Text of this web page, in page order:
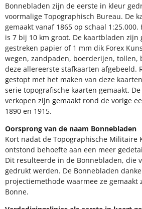
Bonnebladen zijn de eerste in kleur
voormalige Topographisch Bureau. De
gemaakt vanaf 1865 op schaal
is 7 bij 10 km groot. De kaartbladen zijn
gestreken papier of 1 mm dik Forex
wegen, zandpaden, boerderijen, tollen,
deze allereerste stafkaarten afgebeeld.
gestopt met het maken van deze
serie topografische kaarten gemaakt.
verkopen zijn gemaakt rond de vorige
1890 en 1915.
Oorsprong van de naam Bonnebladen
Kort nadat de Topographische Militaire
ontstond behoefte aan een meer
Dit resulteerde in de Bonnebladen, die
gedrukt werden. De Bonnebladen
projectiemethode waarmee ze gemaakt
Bonne.